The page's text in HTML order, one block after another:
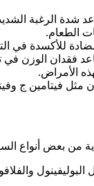
شدة الرغبة
الطعام.
للأكسدة في
فقدان الوزن
الأمراض.
مثل فيتامين ج
من بعض